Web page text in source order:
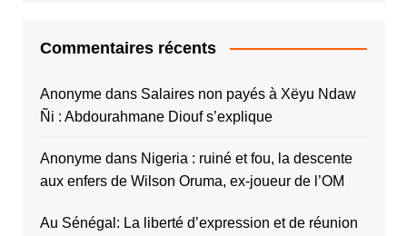
Commentaires récents
Anonymedans Salaires non payés à Xëyu Ndaw
Ñi : Abdourahmane Diouf s’explique
Anonymedans Nigeria : ruiné et fou, la descente
aux enfers de Wilson Oruma, ex-joueur de l’OM
Au Sénégal: La liberté d’expression et de réunion